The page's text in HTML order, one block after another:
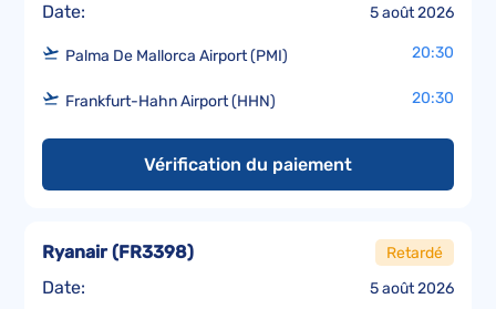
Date: 5 août 2026
Palma De Mallorca Airport (PMI) 20:30
Frankfurt-Hahn Airport (HHN) 20:30
Vérification du paiement
Date: 5 août 2026
Ryanair(FR3398) Retardé